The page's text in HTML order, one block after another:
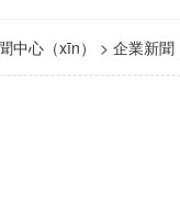
中心（xīn） > 企業新聞